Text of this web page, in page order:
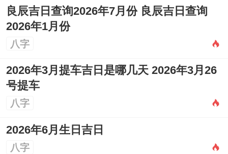
等商业活动，理发能助长财运。冲虎煞南；
属虎者应慎重考虑。
宜：嫁娶、纳采、订盟、祭祀、祈福、求
嗣、开光、出火、出行、拆卸、动土、修
造、进人口、入宅、移徙、安床、解除、挂
匾、栽种、破土、谢土、入殓、移柩、安
良辰吉日查询2026年7月份 良辰吉日查询
2026年1月份
八字
2026年3月提车吉日是哪几天 2026年3月26
号提车
八字
2026年6月生日吉日
八字